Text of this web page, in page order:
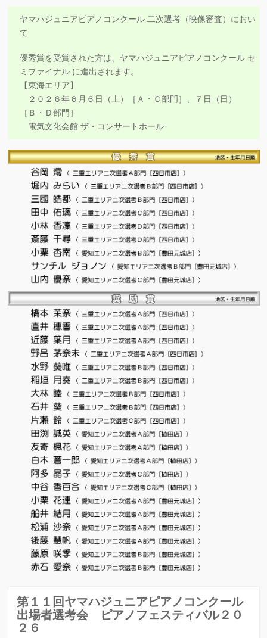
ヤマハジュニアピアノコンクール 二次選考（映像審査）におい
て
優秀賞を受賞された方は、ヤマハジュニアピアノコンクール セ
ミファイナル に進出されます。
【東海エリア】
２０２６年６月６日（土）［Ａ・Ｃ部門］、７日（日）
［Ｂ・Ｄ部門］
電気文化会館 ザ・コンサートホール
第１１回ヤマハジュニアピアノコンクール
出場者選考会
ピアノフェスティバル２０
２６